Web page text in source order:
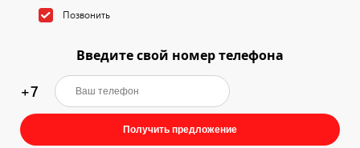
Позвонить
Введите свой номер телефона
+7
Получить предложение